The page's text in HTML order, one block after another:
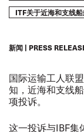
ITF关于近海和支线
新闻 PRESS
国际运输工人联
知，近海和支线
项投诉。
这一投诉与IBF集